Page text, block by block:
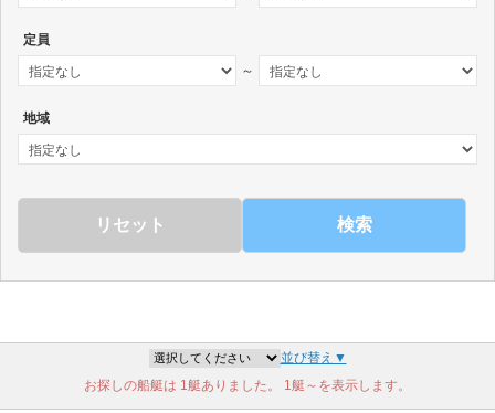
定員
～
地域
検索
並び替え▼
お探しの船艇は 1艇ありました。 1艇～を表示します。